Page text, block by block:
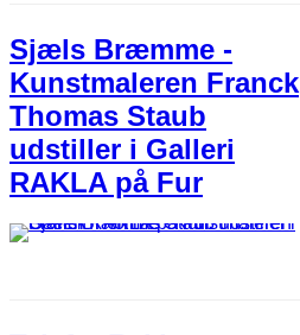
Sjæls Bræmme -
Kunstmaleren Franck
Thomas Staub
udstiller i Galleri
RAKLA på Fur